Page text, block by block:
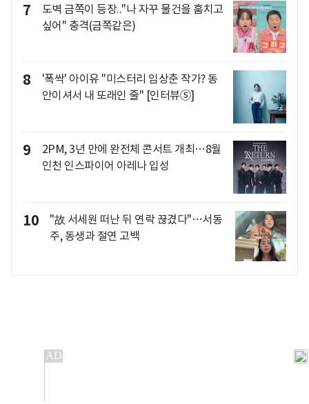
7
도벽 금쪽이 등장.."나 자꾸 물건을 훔치고
싶어" 충격(금쪽같은)
8
'폭싹' 아이유 "미스터리 임상춘 작가? 동
안이셔서 내 또래인 줄" [인터뷰⑤]
9
2PM, 3년 만에 완전체 콘서트 개최…8월
인천 인스파이어 아레나 입성
10
"故 서세원 떠난 뒤 연락 끊겼다"…서동
주, 동생과 절연 고백